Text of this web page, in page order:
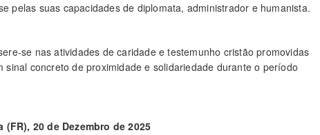
pelas suas capacidades de diplomata, administrador e humanista.
se nas atividades de caridade e testemunho cristão promovidas
concreto de proximidade e solidariedade durante o período
(FR), 20 de Dezembro de 2025